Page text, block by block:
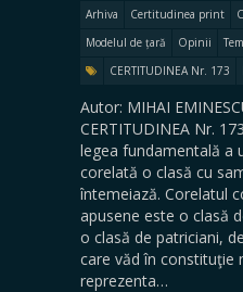
Arhiva
Certitudinea print
Modelul de țară
Opinii
CERTITUDINEA Nr. 173
Autor: MIHAI
CERTITUDINEA Nr.
legea fundamentală a
corelată o clasă cu
întemeiază. Corelatul
apusene este o clasă
o clasă de patriciani,
care văd în constituţie
reprezenta…